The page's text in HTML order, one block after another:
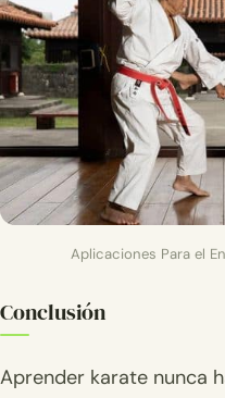
Aplicaciones Para el
Conclusión
Aprender karate nunca